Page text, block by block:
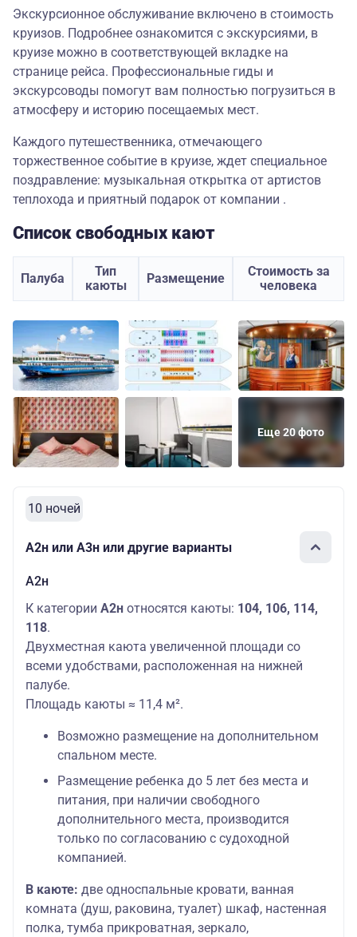
Экскурсионное обслуживание включено в стоимость
круизов. Подробнее ознакомится с экскурсиями, в
круизе можно в соответствующей вкладке на
странице рейса. Профессиональные гиды и
экскурсоводы помогут вам полностью погрузиться в
атмосферу и историю посещаемых мест.
Каждого путешественника, отмечающего
торжественное событие в круизе, ждет специальное
поздравление: музыкальная открытка от артистов
теплохода и приятный подарок от компании .
Список свободных кают
Палуба
Тип
каюты
Размещение
Стоимость за
человека
Еще 20 фото
10 ночей
А2н или А3н или другие варианты
А2н
К категории А2н относятся каюты: 104, 106, 114,
118.
Двухместная каюта увеличенной площади со
всеми удобствами, расположенная на нижней
палубе.
Площадь каюты ≈ 11,4 м².
Возможно размещение на дополнительном
спальном месте.
Размещение ребенка до 5 лет без места и
питания, при наличии свободного
дополнительного места, производится
только по согласованию с судоходной
компанией.
В каюте: две односпальные кровати, ванная
комната (душ, раковина, туалет) шкаф, настенная
полка, тумба прикроватная, зеркало,